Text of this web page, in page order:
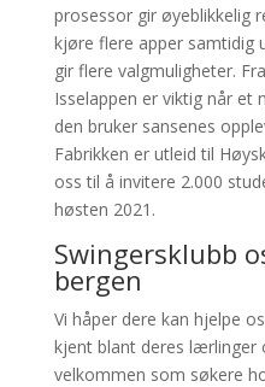
prosessor gir øyeblikkelig
kjøre flere apper samtidig
gir flere valgmuligheter.
Isselappen er viktig når et
den bruker sansenes
Fabrikken er utleid til
oss til å invitere 2.000
høsten 2021.
Swingersklubb
bergen
Vi håper dere kan hjelpe
kjent blant deres lærlinger
velkommen som søkere